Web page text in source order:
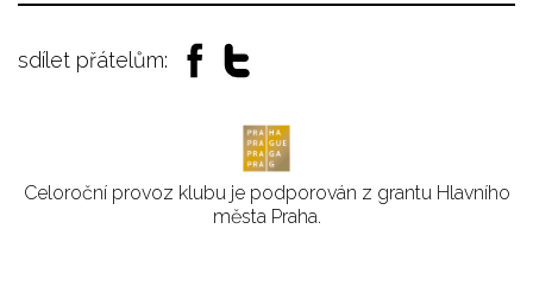
sdílet přátelům:
Celoroční provoz klubu je podporován z grantu Hlavního
města Praha.